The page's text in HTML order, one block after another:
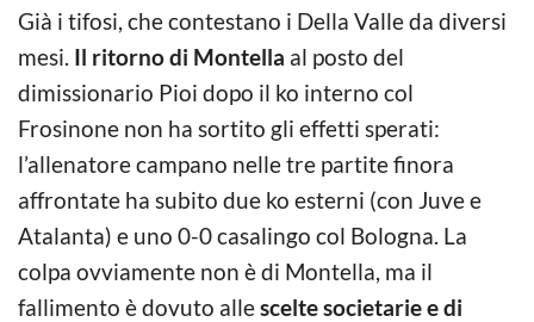
Già i tifosi, che contestano i Della Valle da diversi
mesi. Il ritorno di Montella al posto del
dimissionario Pioi dopo il ko interno col
Frosinone non ha sortito gli effetti sperati:
l’allenatore campano nelle tre partite finora
affrontate ha subito due ko esterni (con Juve e
Atalanta) e uno 0-0 casalingo col Bologna. La
colpa ovviamente non è di Montella, ma il
fallimento è dovuto allescelte societarie e di